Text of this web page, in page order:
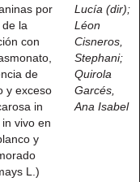
por
la
con
de
y exceso
in
vivo en
y
L.)
Lucía (dir);
Léon
Cisneros,
Stephani;
Quirola
Garcés,
Ana Isabel